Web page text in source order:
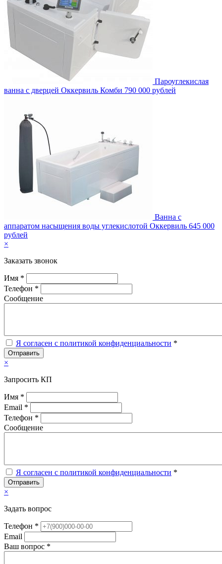
Пароуглекислая
ванна с дверцей Оккервиль Комби 790 000 рублей
Ванна с
аппаратом насыщения воды углекислотой Оккервиль 645 000
рублей
×
Заказать звонок
Имя *
Телефон *
Сообщение
Я согласен с политикой конфиденциальности *
Отправить
×
Запросить КП
Имя *
Email *
Телефон *
Сообщение
Я согласен с политикой конфиденциальности *
Отправить
×
Задать вопрос
Телефон *
Email
Ваш вопрос *